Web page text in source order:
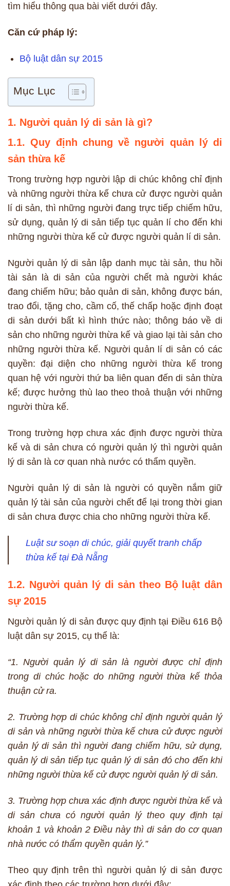
tìm hiểu thông qua bài viết dưới đây.
Căn cứ pháp lý:
Bộ luật dân sự 2015
Mục Lục
1. Người quản lý di sản là gì?
1.1. Quy định chung về người quản lý di
sản thừa kế
Trong trường hợp người lập di chúc không chỉ định
và những người thừa kế chưa cử được người quản
lí di sản, thì những người đang trực tiếp chiếm hữu,
sử dụng, quản lý di sản tiếp tục quản lí cho đến khi
những người thừa kế cử được người quản lí di sản.
Người quản lý di sản lập danh mục tài sản, thu hồi
tài sản là di sản của người chết mà người khác
đang chiếm hữu; bảo quản di sản, không được bán,
trao đổi, tặng cho, cầm cố, thế chấp hoặc định đoạt
di sản dưới bất kì hình thức nào; thông báo về di
sản cho những người thừa kế và giao lại tài sản cho
những người thừa kế. Người quản lí di sản có các
quyền: đại diện cho những người thừa kế trong
quan hệ với người thứ ba liên quan đến di sản thừa
kế; được hưởng thù lao theo thoả thuận với những
người thừa kế.
Trong trường hợp chưa xác định được người thừa
kế và di sản chưa có người quản lý thì người quản
lý di sản là cơ quan nhà nước có thẩm quyền.
Người quản lý di sản là người có quyền nắm giữ
quản lý tài sản của người chết để lại trong thời gian
di sản chưa được chia cho những người thừa kế.
Luật sư soạn di chúc, giải quyết tranh chấp
thừa kế tại Đà Nẵng
1.2. Người quản lý di sản theo Bộ luật dân
sự 2015
Người quản lý di sản được quy định tại Điều 616 Bộ
luật dân sự 2015, cụ thể là:
“1. Người quản lý di sản là người được chỉ định
trong di chúc hoặc do những người thừa kế thỏa
thuận cử ra.
2. Trường hợp di chúc không chỉ định người quản lý
di sản và những người thừa kế chưa cử được người
quản lý di sản thì người đang chiếm hữu, sử dụng,
quản lý di sản tiếp tục quản lý di sản đó cho đến khi
những người thừa kế cử được người quản lý di sản.
3. Trường hợp chưa xác định được người thừa kế và
di sản chưa có người quản lý theo quy định tại
khoản 1 và khoản 2 Điều này thì di sản do cơ quan
nhà nước có thẩm quyền quản lý.”
Theo quy định trên thì người quản lý di sản được